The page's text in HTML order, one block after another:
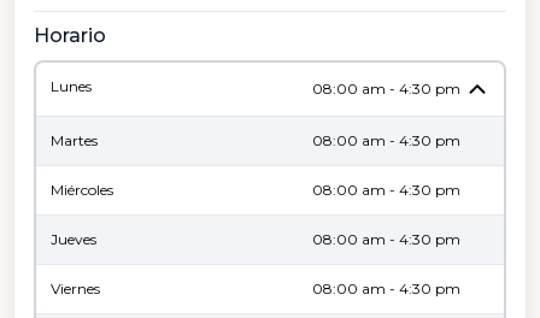
Horario
Lunes 08:00 am - 4:30 pm
Martes 08:00 am - 4:30 pm
Miércoles 08:00 am - 4:30 pm
Jueves 08:00 am - 4:30 pm
Viernes 08:00 am - 4:30 pm